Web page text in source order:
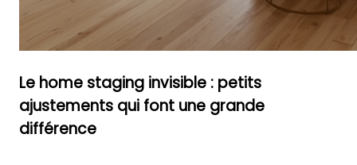
Le home staging invisible : petits
ajustements qui font une grande
différence